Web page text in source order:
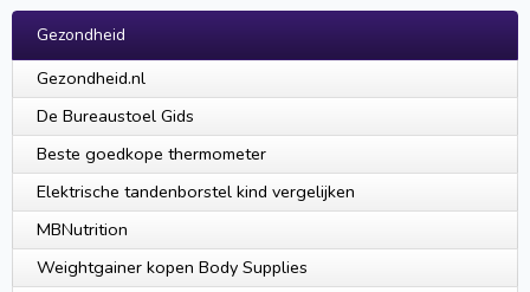
Gezondheid
Gezondheid.nl
De Bureaustoel Gids
Beste goedkope thermometer
Elektrische tandenborstel kind vergelijken
MBNutrition
Weightgainer kopen Body Supplies